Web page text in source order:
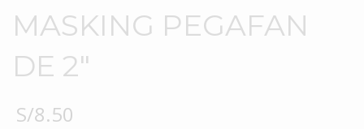
MASKING PEGAFAN
DE 2″
S/8.50